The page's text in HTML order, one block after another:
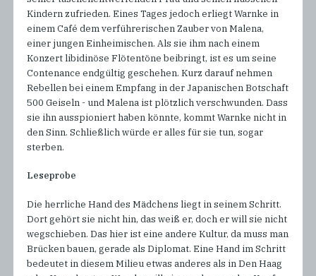
Kindern zufrieden. Eines Tages jedoch erliegt Warnke in
einem Café dem verführerischen Zauber von Malena,
einer jungen Einheimischen. Als sie ihm nach einem
Konzert libidinöse Flötentöne beibringt, ist es um seine
Contenance endgültig geschehen. Kurz darauf nehmen
Rebellen bei einem Empfang in der Japanischen Botschaft
500 Geiseln - und Malena ist plötzlich verschwunden. Dass
sie ihn ausspioniert haben könnte, kommt Warnke nicht in
den Sinn. Schließlich würde er alles für sie tun, sogar
sterben.
Leseprobe
Die herrliche Hand des Mädchens liegt in seinem Schritt.
Dort gehört sie nicht hin, das weiß er, doch er will sie nicht
wegschieben. Das hier ist eine andere Kultur, da muss man
Brücken bauen, gerade als Diplomat. Eine Hand im Schritt
bedeutet in diesem Milieu etwas anderes als in Den Haag